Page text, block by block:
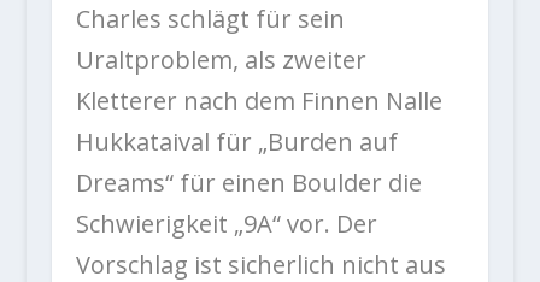
Charles schlägt für sein
Uraltproblem, als zweiter
Kletterer nach dem Finnen Nalle
Hukkataival für „Burden auf
Dreams“ für einen Boulder die
Schwierigkeit „9A“ vor. Der
Vorschlag ist sicherlich nicht aus